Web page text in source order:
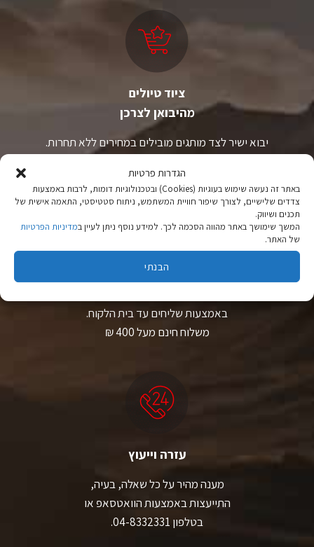
הגדרות פרטיות
באתר זה נעשה שימוש בעוגיות (Cookies) ובטכנולוגיות דומות, לרבות באמצעות
צדדים שלישיים, לצורך שיפור חוויית המשתמש, ניתוח סטטיסטי, התאמה אישית של
תכנים ושיווק.
המשך שימושך באתר מהווה הסכמה לכך. למידע נוסף ניתן לעיין במדיניות הפרטיות
של האתר.
הבנתי
ציוד טיולים
מהיבואן לצרכן
יבוא ישיר לצד מותגים מובילים במחירים ללא תחרות.
משלוחים
באמצעות שליחים עד בית הלקוח.
משלוח חינם מעל 400 ₪
עזרה וייעוץ
מענה מהיר על כל שאלה, בעיה,
התייעצות באמצעות הוואטסאפ או
בטלפון 04-8332331.